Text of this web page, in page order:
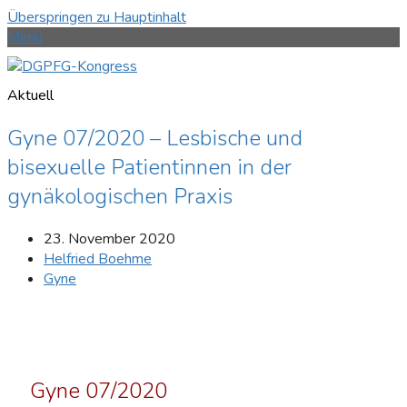
Überspringen zu Hauptinhalt
Menü
Aktuell
Gyne 07/2020 – Lesbische und
bisexuelle Patientinnen in der
gynäkologischen Praxis
23. November 2020
Helfried Boehme
Gyne
Gyne 07/2020